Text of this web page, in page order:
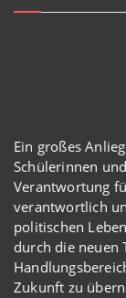
Ein großes
Schülerinnen
Verantwortung
verantwortlich
politischen
durch die neuen
Zukunft zu